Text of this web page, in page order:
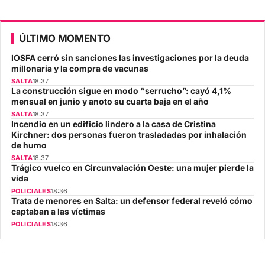
ÚLTIMO MOMENTO
IOSFA cerró sin sanciones las investigaciones por la deuda
millonaria y la compra de vacunas
SALTA18:37
La construcción sigue en modo “serrucho”: cayó 4,1%
mensual en junio y anoto su cuarta baja en el año
SALTA18:37
Incendio en un edificio lindero a la casa de Cristina
Kirchner: dos personas fueron trasladadas por inhalación
de humo
SALTA18:37
Trágico vuelco en Circunvalación Oeste: una mujer pierde la
vida
POLICIALES18:36
Trata de menores en Salta: un defensor federal reveló cómo
captaban a las víctimas
POLICIALES18:36